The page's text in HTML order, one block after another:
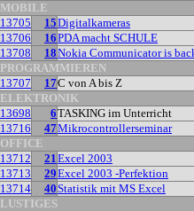
MOBILE
13705
15Digitalkameras
13706
16PDA macht SCHULE
13708
18Nokia Communicator is
PROGRAMMIEREN
13707
17C von A bis Z
ELEKTRONIK
13698
6TASKING im Unterricht
13716
47Mikrocontrollerseminar
OFFICE
13712
21Excel 2003
13713
29Excel 2003 -Perfektion
13714
40Statistik mit MS Excel
LUSTIGES